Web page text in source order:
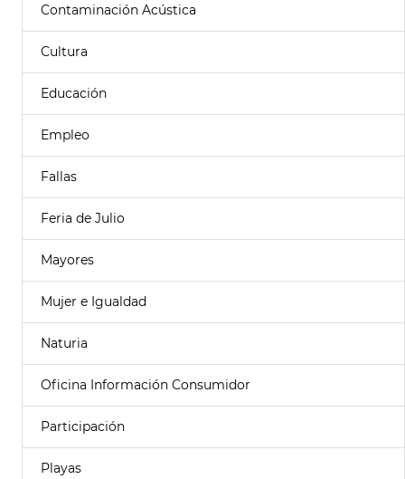
Contaminación Acústica
Cultura
Educación
Empleo
Fallas
Feria de Julio
Mayores
Mujer e Igualdad
Naturia
Oficina Información Consumidor
Participación
Playas